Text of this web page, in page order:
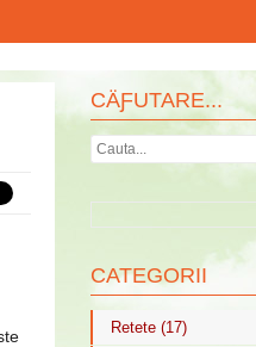
CÄƑUTARE...
CATEGORII
Retete (17)